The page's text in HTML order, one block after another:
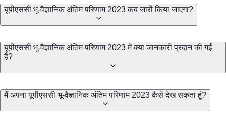
यूपीएससी भू-वैज्ञानिक अंतिम परिणाम 2023 कब जारी किया जाएगा?
यूपीएससी भू-वैज्ञानिक अंतिम परिणाम 2023 में क्या जानकारी प्रदान की गई
है?
मैं अपना यूपीएससी भू-वैज्ञानिक अंतिम परिणाम 2023 कैसे देख सकता हूं?